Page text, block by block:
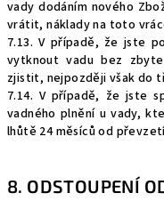
vady dodáním nového
vrátit, náklady na toto
7.13. V případě, že jste
vytknout vadu bez
zjistit, nejpozději však do
7.14. V případě, že jste
vadného plnění u vady,
lhůtě 24 měsíců od
8. ODSTOUPENÍ